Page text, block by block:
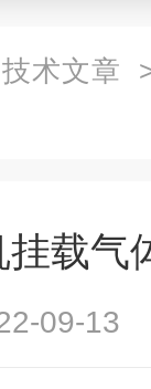
技术文章
载气
09-